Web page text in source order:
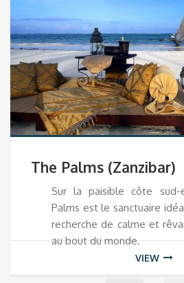
The Palms (Zanzibar)
Sur la paisible côte
Palms est le sanctuaire
recherche de calme et
au bout du monde.
VIEW